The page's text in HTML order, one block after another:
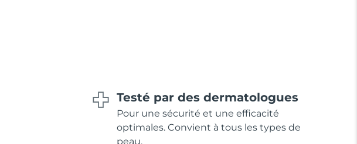
Testé par des dermatologues
Pour une sécurité et une efficacité
optimales. Convient à tous les types de
peau.